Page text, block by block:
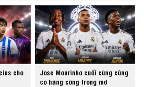
cho
Jose Mourinho cuối cùng cũng
có hàng công trong mơ